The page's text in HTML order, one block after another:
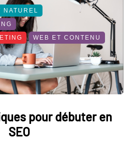
NATUREL
WEB ET CONTENU
pour débuter en
SEO